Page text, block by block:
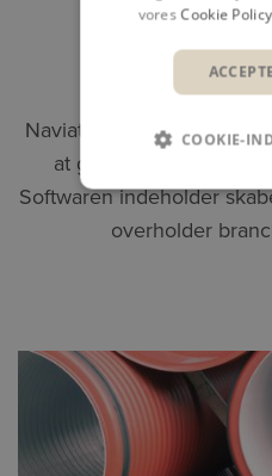
Naviate Pipe kombineres
at give et effektivt og
Softwaren indeholder
overholder
voresCookie Policy
COOKIE-